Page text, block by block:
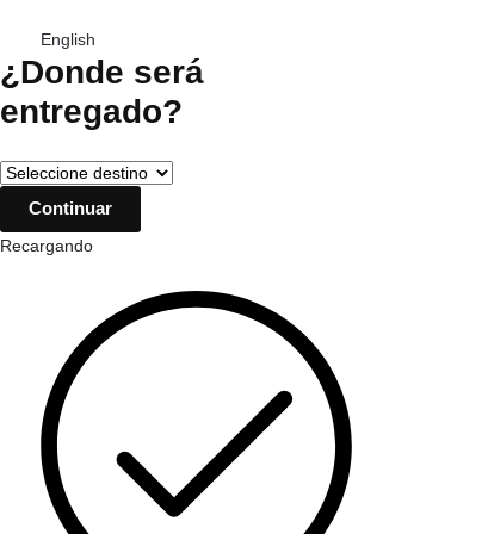
English
¿Donde será
entregado?
Recargando